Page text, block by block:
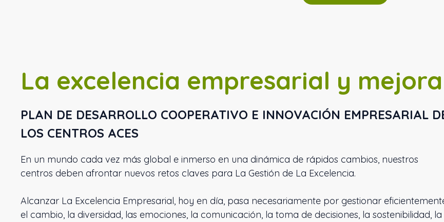
La excelencia empresarial y
PLAN DE DESARROLLO COOPERATIVO E INNOVACIÓN EMPRESARIAL
LOS CENTROS ACES
En un mundo cada vez más global e inmerso en una dinámica de rápidos cambios, nuestros
centros deben afrontar nuevos retos claves para La Gestión de La Excelencia.
Alcanzar La Excelencia Empresarial, hoy en día, pasa necesariamente por gestionar
el cambio, la diversidad, las emociones, la comunicación, la toma de decisiones, la sostenibilidad, la